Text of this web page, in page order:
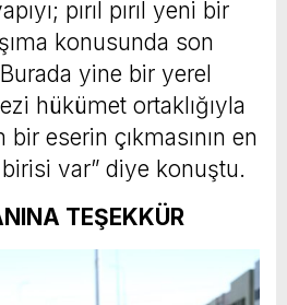
pırıl pırıl yeni bir
konusunda son
yine bir yerel
hükümet ortaklığıyla
eserin çıkmasının en
var” diye konuştu.
TEŞEKKÜR